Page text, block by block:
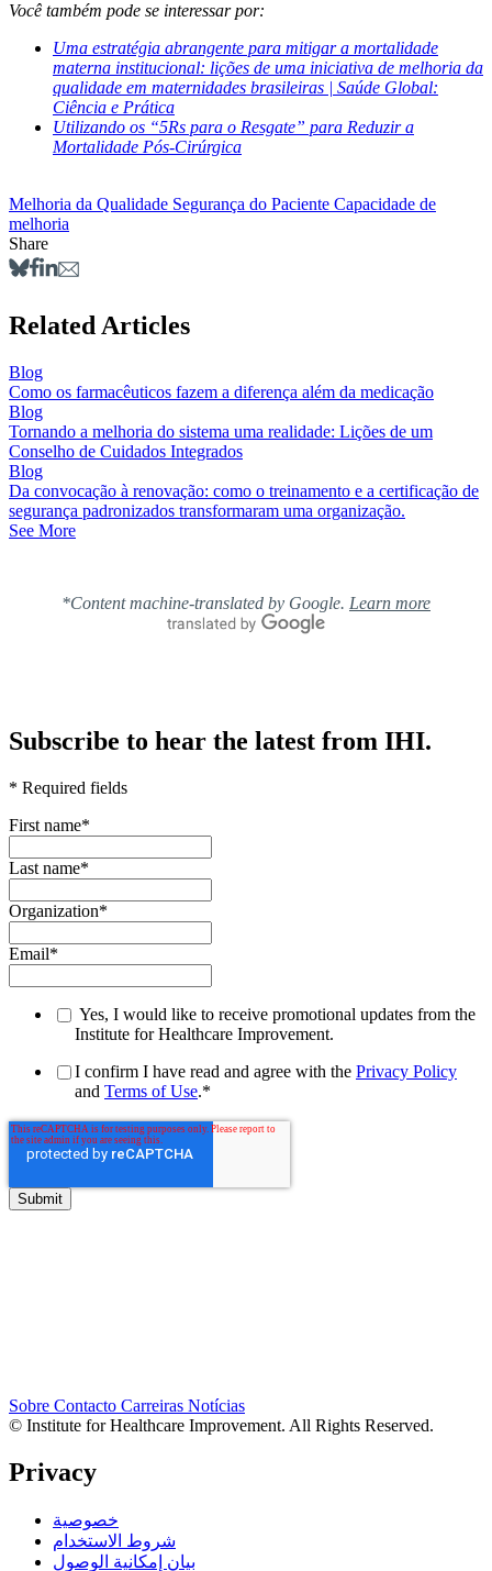
Você também pode se interessar por:
Uma estratégia abrangente para mitigar a mortalidade
materna institucional: lições de uma iniciativa de melhoria da
qualidade em maternidades brasileiras | Saúde Global:
Ciência e Prática
Utilizando os “5Rs para o Resgate” para Reduzir a
Mortalidade Pós-Cirúrgica
Melhoria da Qualidade Segurança do Paciente Capacidade de
melhoria
Share
Related Articles
Blog
Como os farmacêuticos fazem a diferença além da medicação
Blog
Tornando a melhoria do sistema uma realidade: Lições de um
Conselho de Cuidados Integrados
Blog
Da convocação à renovação: como o treinamento e a certificação de
segurança padronizados transformaram uma organização.
See More
*Content machine-translated by Google. Learn more
Subscribe to hear the latest from IHI.
* Required fields
First name*
Last name*
Organization*
Email*
Yes, I would like to receive promotional updates from the
Institute for Healthcare Improvement.
I confirm I have read and agree with the Privacy Policy
and Terms of Use.*
Sobre Contacto Carreiras Notícias
© Institute for Healthcare Improvement. All Rights Reserved.
Privacy
خصوصية
شروط الاستخدام
بيان إمكانية الوصول